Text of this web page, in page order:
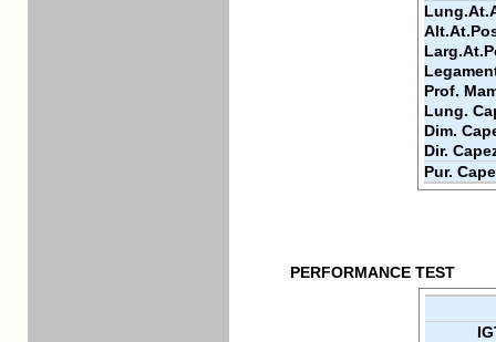
Prof.
Lung.
Dim.
Dir.
Pur.
PERFORMANCE TEST